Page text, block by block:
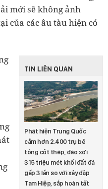
mới sẽ không ảnh
của các âu tàu hiện có
TIN LIÊN QUAN
Phát hiện Trung Quốc
cắm hơn 2.400 trụ bê
tông cốt thép, đào xới
315 triệu mét khối đất đá
gấp 3 lần so với xây đập
Tam Hiệp, sắp hoàn tất